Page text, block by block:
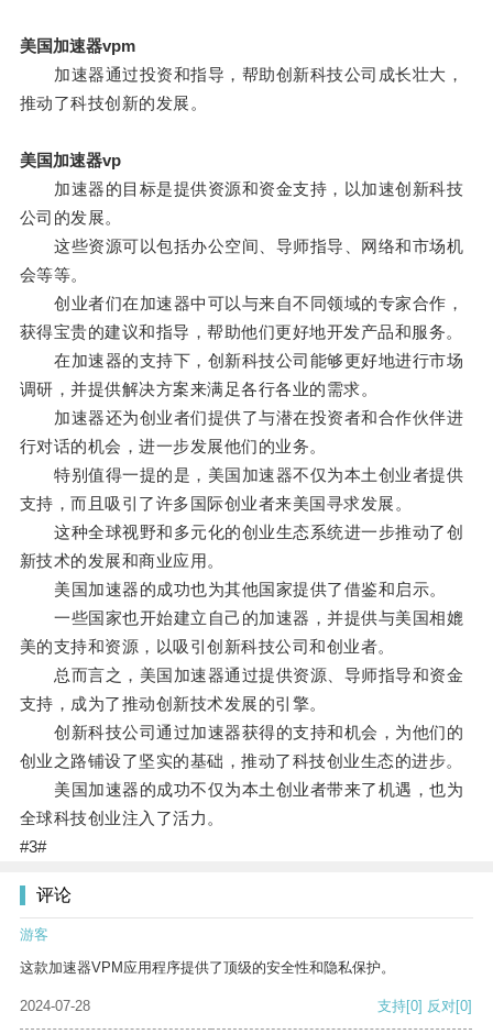
美国加速器vpm
加速器通过投资和指导，帮助创新科技公司成长壮大，
推动了科技创新的发展。
美国加速器vp
加速器的目标是提供资源和资金支持，以加速创新科技
公司的发展。
这些资源可以包括办公空间、导师指导、网络和市场机
会等等。
创业者们在加速器中可以与来自不同领域的专家合作，
获得宝贵的建议和指导，帮助他们更好地开发产品和服务。
在加速器的支持下，创新科技公司能够更好地进行市场
调研，并提供解决方案来满足各行各业的需求。
加速器还为创业者们提供了与潜在投资者和合作伙伴进
行对话的机会，进一步发展他们的业务。
特别值得一提的是，美国加速器不仅为本土创业者提供
支持，而且吸引了许多国际创业者来美国寻求发展。
这种全球视野和多元化的创业生态系统进一步推动了创
新技术的发展和商业应用。
美国加速器的成功也为其他国家提供了借鉴和启示。
一些国家也开始建立自己的加速器，并提供与美国相媲
美的支持和资源，以吸引创新科技公司和创业者。
总而言之，美国加速器通过提供资源、导师指导和资金
支持，成为了推动创新技术发展的引擎。
创新科技公司通过加速器获得的支持和机会，为他们的
创业之路铺设了坚实的基础，推动了科技创业生态的进步。
美国加速器的成功不仅为本土创业者带来了机遇，也为
全球科技创业注入了活力。
#3#
评论
游客
这款加速器VPM应用程序提供了顶级的安全性和隐私保护。
2024-07-28 支持[0] 反对[0]